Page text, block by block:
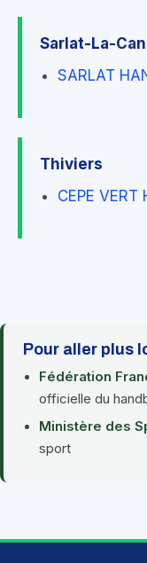
Sarlat-La-
SARLAT
Thiviers
CEPE VERT
Pour aller plus
Fédération
officielle du
Ministère des
sport